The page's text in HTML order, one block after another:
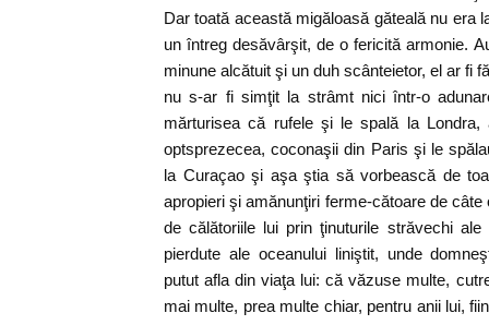
Dar toată această migăloasă găteală nu era
un întreg desăvârşit, de o fericită armonie.
minune alcătuit şi un duh scânteietor, el ar fi
nu s-ar fi simţit la strâmt nici într-o
mărturisea că rufele şi le spală la
optsprezecea, coconaşii din Paris şi le
la Curaçao şi aşa ştia să vorbească de
apropieri şi amănunţiri ferme-cătoare de
de călătoriile lui prin ţinuturile străvechi
pierdute ale oceanului liniştit, unde
putut afla din viaţa lui: că văzuse multe,
mai multe, prea multe chiar, pentru anii lui,